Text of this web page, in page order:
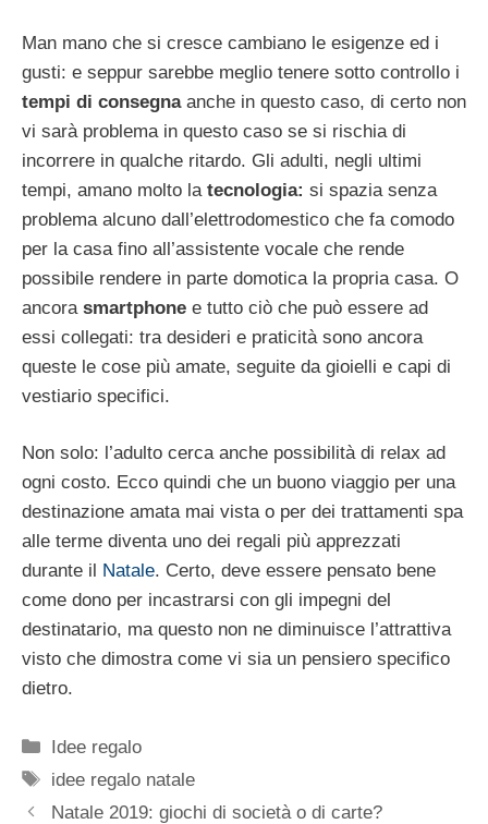
Man mano che si cresce cambiano le esigenze ed i
gusti: e seppur sarebbe meglio tenere sotto controllo i
tempi di consegnaanche in questo caso, di certo non
vi sarà problema in questo caso se si rischia di
incorrere in qualche ritardo. Gli adulti, negli ultimi
tempi, amano molto la tecnologia: si spazia senza
problema alcuno dall’elettrodomestico che fa comodo
per la casa fino all’assistente vocale che rende
possibile rendere in parte domotica la propria casa. O
ancora smartphone e tutto ciò che può essere ad
essi collegati: tra desideri e praticità sono ancora
queste le cose più amate, seguite da gioielli e capi di
vestiario specifici.
Non solo: l’adulto cerca anche possibilità di relax ad
ogni costo. Ecco quindi che un buono viaggio per una
destinazione amata mai vista o per dei trattamenti spa
alle terme diventa uno dei regali più apprezzati
durante il Natale. Certo, deve essere pensato bene
come dono per incastrarsi con gli impegni del
destinatario, ma questo non ne diminuisce l’attrattiva
visto che dimostra come vi sia un pensiero specifico
dietro.
Categorie
Idee regalo
Tag
idee regalo natale
Natale 2019: giochi di società o di carte?